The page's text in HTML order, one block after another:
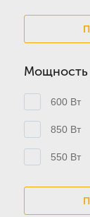
Мощность
600 Вт
850 Вт
550 Вт